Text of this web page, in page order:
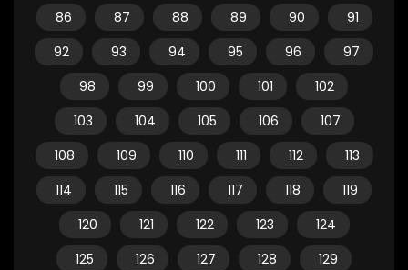
86
87 88 89 90
91
92
93 94 95 96
97
98
99 100 101
102
103
104 105 106
107
108
109 110 111 112
113
114
115 116 117 118
119
120
121 122 123
124
125
126 127 128
129